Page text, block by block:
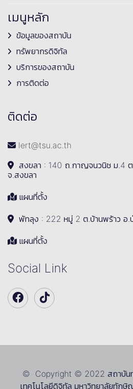
เมนูหลัก
ข้อมูลของสถาบัน
ทรัพยากรดิจิทัล
บริการของสถาบัน
การติดต่อ
ติดต่อ
lert@tsu.ac.th
สงขลา : 140 ถ.กาญจนวนิช ม.4 ต.
จ.สงขลา
แผนที่ตั้ง
พัทลุง : 222 หมู่ 2 ต.บ้านพร้าว อ.
แผนที่ตั้ง
Social Link
© Copyright © 2022 สถาบันท
เทคโนโลยีดิจิทัล มหาวิทยาลัยทัก